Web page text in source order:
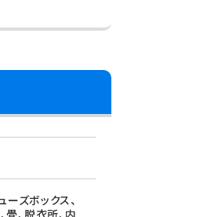
ーズボックス、
畳、脱衣所、内